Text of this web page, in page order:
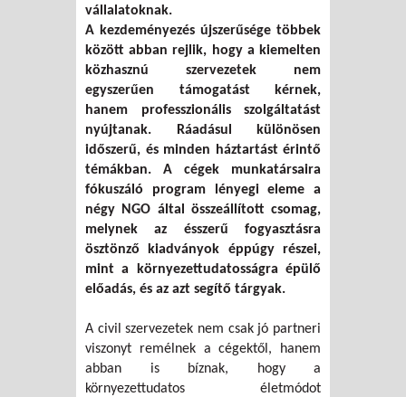
vállalatoknak.
A kezdeményezés újszerűsége többek
között abban rejlik, hogy a kiemelten
közhasznú szervezetek nem
egyszerűen támogatást kérnek,
hanem professzionális szolgáltatást
nyújtanak. Ráadásul különösen
időszerű, és minden háztartást érintő
témákban. A cégek munkatársaira
fókuszáló program lényegi eleme a
négy NGO által összeállított csomag,
melynek az ésszerű fogyasztásra
ösztönző kiadványok éppúgy részei,
mint a környezettudatosságra épülő
előadás, és az azt segítő tárgyak.
A civil szervezetek nem csak jó partneri
viszonyt remélnek a cégektől, hanem
abban is bíznak, hogy a
környezettudatos életmódot